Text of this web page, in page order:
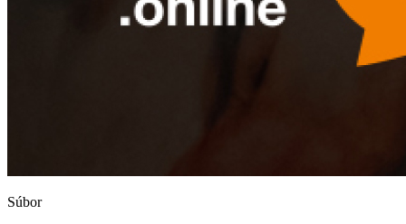
Súbor